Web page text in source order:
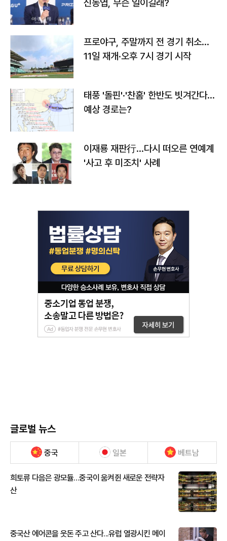
신동엽, 무슨 일이길래?
프로야구, 주말까지 전 경기 취소…
11일 재개·오후 7시 경기 시작
태풍 '돌핀'·'찬홈' 한반도 빗겨간다…
예상 경로는?
이재룡 재판行…다시 떠오른 연예계
'사고 후 미조치' 사례
글로벌 뉴스
중국 일본 베트남
희토류 다음은 광모듈…중국이 움켜쥔 새로운 전략자
산
중국산 에어콘을 웃돈 주고 산다...유럽 열광시킨 메이